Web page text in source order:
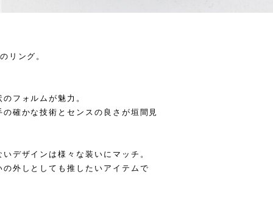
リング。
フォルムが魅力。
確かな技術とセンスの良さが垣間見
デザインは様々な装いにマッチ。
外しとしても推したいアイテムで